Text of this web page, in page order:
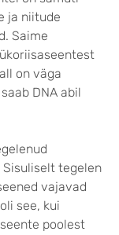
ja niitude
Saime
on väga
DNA abil
Sisuliselt tegelen
vajavad
see, kui
poolest